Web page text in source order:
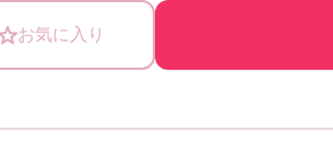
お気に入り